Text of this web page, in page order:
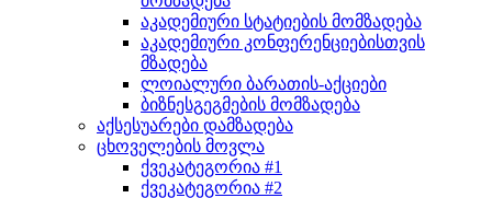
აკადემიური სტატიების მომზადება
აკადემიური კონფერენციებისთვის
მზადება
ლოიალური ბარათის-აქციები
ბიზნესგეგმების მომზადება
აქსესუარები დამზადება
ცხოველების მოვლა
ქვეკატეგორია #1
ქვეკატეგორია #2